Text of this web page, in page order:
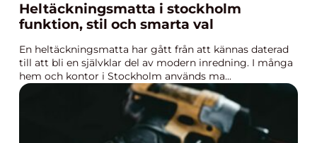
Heltäckningsmatta i stockholm
funktion, stil och smarta val
En heltäckningsmatta har gått från att kännas daterad
till att bli en självklar del av modern inredning. I många
hem och kontor i Stockholm används ma...